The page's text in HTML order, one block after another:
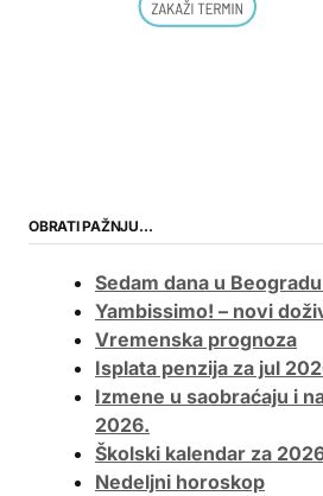
OBRATI PAŽNJU…
Sedam dana u
Yambissimo! – novi
Vremenska prognoza
Isplata penzija za jul
Izmene u saobraćaju i
2026.
Školski kalendar za
Nedeljni horoskop